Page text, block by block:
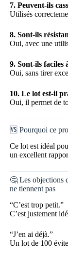
7. Peuvent-ils
Utilisés
8. Sont-ils
Oui, avec une
9. Sont-ils faciles
Oui, sans tirer
10. Le lot est-il
Oui, il permet de
🆚 Pourquoi ce
Ce lot est idéal
un excellent
🤔 Les objections
ne tiennent pas
“C’est trop petit.”
C’est justement
“J’en ai déjà.”
Un lot de 100